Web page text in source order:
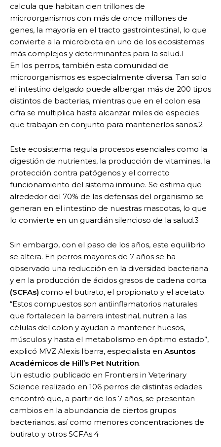
calcula que habitan cien trillones de
microorganismos con más de once millones de
genes, la mayoría en el tracto gastrointestinal, lo que
convierte a la microbiota en uno de los ecosistemas
más complejos y determinantes para la salud.1
En los perros, también esta comunidad de
microorganismos es especialmente diversa. Tan solo
el intestino delgado puede albergar más de 200 tipos
distintos de bacterias, mientras que en el colon esa
cifra se multiplica hasta alcanzar miles de especies
que trabajan en conjunto para mantenerlos sanos.2
Este ecosistema regula procesos esenciales como la
digestión de nutrientes, la producción de vitaminas, la
protección contra patógenos y el correcto
funcionamiento del sistema inmune. Se estima que
alrededor del 70% de las defensas del organismo se
generan en el intestino de nuestras mascotas, lo que
lo convierte en un guardián silencioso de la salud.3
Sin embargo, con el paso de los años, este equilibrio
se altera. En perros mayores de 7 años se ha
observado una reducción en la diversidad bacteriana
y en la producción de ácidos grasos de cadena corta
(SCFAs) como el butirato, el propionato y el acetato.
“Estos compuestos son antiinflamatorios naturales
que fortalecen la barrera intestinal, nutren a las
células del colon y ayudan a mantener huesos,
músculos y hasta el metabolismo en óptimo estado”,
explicó MVZ Alexis Ibarra, especialista en Asuntos
Académicos de Hill’s Pet Nutrition.
Un estudio publicado en Frontiers in Veterinary
Science realizado en 106 perros de distintas edades
encontró que, a partir de los 7 años, se presentan
cambios en la abundancia de ciertos grupos
bacterianos, así como menores concentraciones de
butirato y otros SCFAs.4